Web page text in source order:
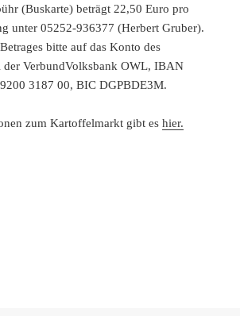
(Buskarte) beträgt 22,50 Euro pro
unter 05252-936377 (Herbert Gruber).
bitte auf das Konto des
der VerbundVolksbank OWL, IBAN
3187 00, BIC DGPBDE3M.
zum Kartoffelmarkt gibt eshier.